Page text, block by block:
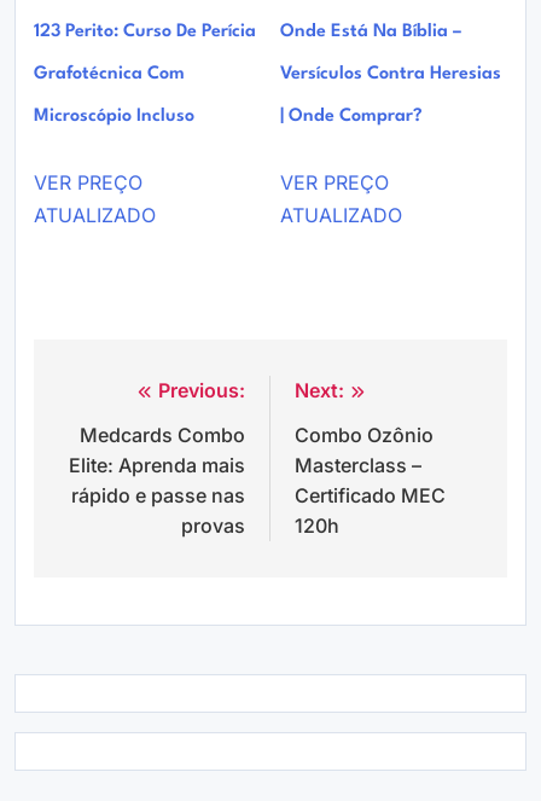
123 Perito: Curso De Perícia
Grafotécnica Com
Microscópio Incluso
VER PREÇO
ATUALIZADO
Onde Está Na Bíblia –
Versículos Contra Heresias
| Onde Comprar?
VER PREÇO
ATUALIZADO
Navegação
de
Post
Previous:
Medcards Combo
Elite: Aprenda mais
rápido e passe nas
provas
Next:
Combo Ozônio
Masterclass –
Certificado MEC
120h